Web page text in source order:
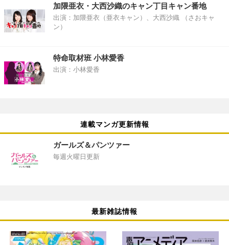
加隈亜衣・大西沙織のキャン丁目キャン番地
出演：加隈亜衣（亜衣キャン）、大西沙織 （さおキャ
ン）
特命取材班 小林愛香
出演：小林愛香
連載マンガ更新情報
ガールズ＆パンツァー
毎週火曜日更新
最新雑誌情報